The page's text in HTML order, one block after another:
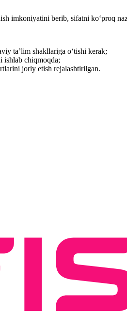
imkoniyatini berib, sifatni koʻproq
ta’lim shakllariga o‘tishi kerak;
ishlab chiqmoqda;
joriy etish rejalashtirilgan.